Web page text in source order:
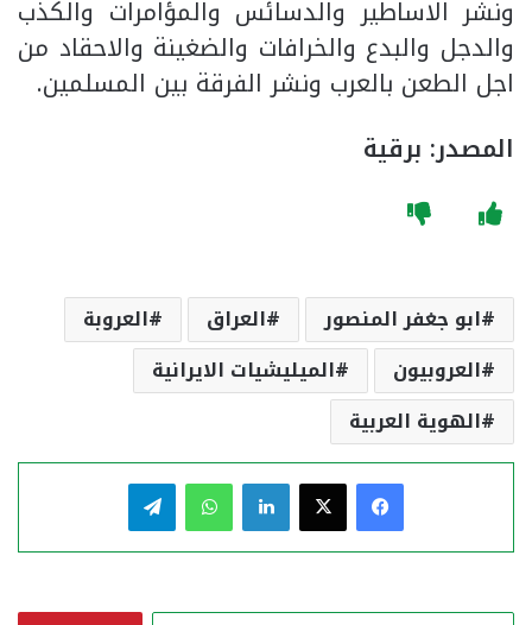
ونشر الاساطير والدسائس والمؤامرات والكذب
والدجل والبدع والخرافات والضغينة والاحقاد من
اجل الطعن بالعرب ونشر الفرقة بين المسلمين.
المصدر: برقية
ابو جغفر المنصور العراق
العروبة
العروبيون
الميليشيات الايرانية
الهوية العربية
فيسبوك لينكدإن واتساب